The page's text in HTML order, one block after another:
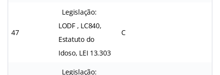
47
Legislação:
LODF , LC840,
Estatuto do
Idoso, LEI 13.303
C
Legislação: